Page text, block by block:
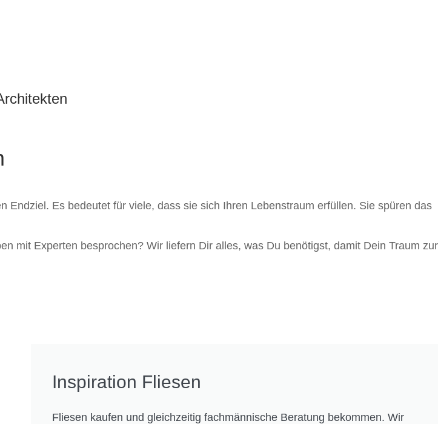
Es bedeutet für viele, dass sie sich Ihren Lebenstraum erfüllen. Sie spüren das
mit Experten besprochen? Wir liefern Dir alles, was Du benötigst, damit Dein Traum zur
Inspiration Fliesen
Fliesen kaufen und gleichzeitig fachmännische Beratung bekommen. Wir